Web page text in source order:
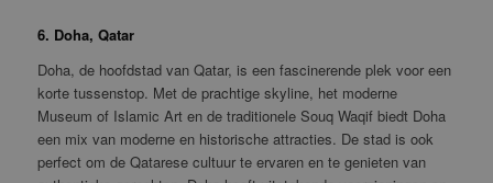
6. Doha, Qatar
Doha, de hoofdstad van Qatar, is een fascinerende plek voor een
korte tussenstop. Met de prachtige skyline, het moderne
Museum of Islamic Art en de traditionele Souq Waqif biedt Doha
een mix van moderne en historische attracties. De stad is ook
perfect om de Qatarese cultuur te ervaren en te genieten van